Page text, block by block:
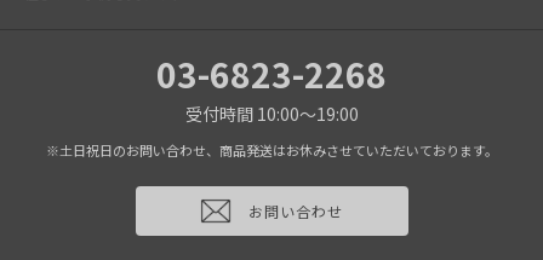
03-6823-2268
受付時間 10:00～19:00
※土日祝日のお問い合わせ、商品発送はお休みさせていただいております。
お問い合わせ